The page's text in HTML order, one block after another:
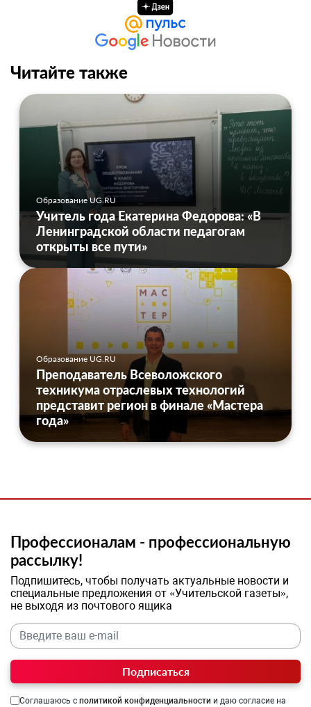
Читайте также
Образование UG.RU
Учитель года Екатерина Федорова: «В
Ленинградской области педагогам
открыты все пути»
Образование UG.RU
Преподаватель Всеволожского
техникума отраслевых технологий
представит регион в финале «Мастера
года»
Профессионалам - профессиональную
рассылку!
Подпишитесь, чтобы получать актуальные новости и
специальные предложения от «Учительской газеты»,
не выходя из почтового ящика
Подписаться
Соглашаюсь с политикой конфиденциальности и даю согласие на